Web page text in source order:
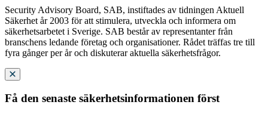
Security Advisory Board, SAB, instiftades av tidningen Aktuell
Säkerhet år 2003 för att stimulera, utveckla och informera om
säkerhetsarbetet i Sverige. SAB består av representanter från
branschens ledande företag och organisationer. Rådet träffas tre till
fyra gånger per år och diskuterar aktuella säkerhetsfrågor.
Få den senaste säkerhetsinformationen först